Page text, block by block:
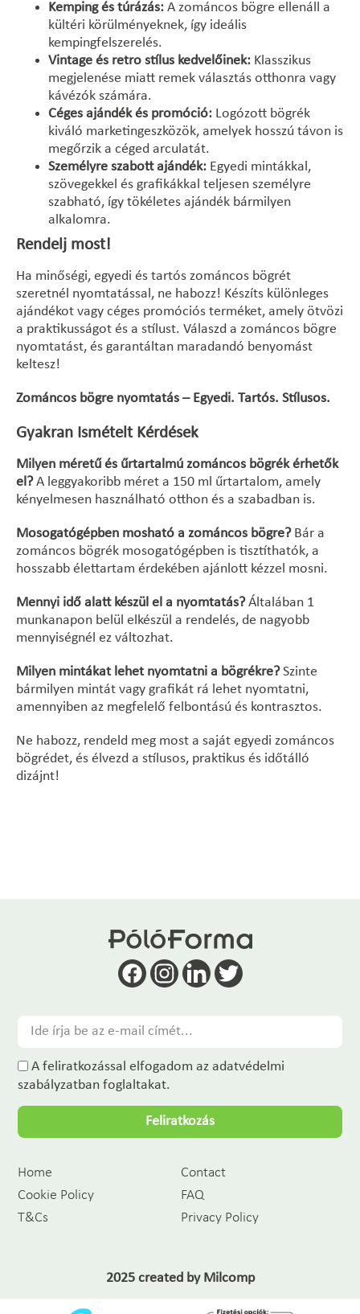
Kemping és túrázás: A zománcos bögre ellenáll a
kültéri körülményeknek, így ideális
kempingfelszerelés.
Vintage és retro stílus kedvelőinek: Klasszikus
megjelenése miatt remek választás otthonra vagy
kávézók számára.
Céges ajándék és promóció: Logózott bögrék
kiváló marketingeszközök, amelyek hosszú távon is
megőrzik a céged arculatát.
Személyre szabott ajándék: Egyedi mintákkal,
szövegekkel és grafikákkal teljesen személyre
szabható, így tökéletes ajándék bármilyen
alkalomra.
Rendelj most!
Ha minőségi, egyedi és tartós zománcos bögrét
szeretnél nyomtatással, ne habozz! Készíts különleges
ajándékot vagy céges promóciós terméket, amely ötvözi
a praktikusságot és a stílust. Válaszd a zománcos bögre
nyomtatást, és garantáltan maradandó benyomást
keltesz!
Zománcos bögre nyomtatás – Egyedi. Tartós. Stílusos.
Gyakran Ismételt Kérdések
Milyen méretű és űrtartalmú zománcos bögrék érhetők
el?A leggyakoribb méret a 150 ml űrtartalom, amely
kényelmesen használható otthon és a szabadban is.
Mosogatógépben mosható a zománcos bögre?Bár a
zománcos bögrék mosogatógépben is tisztíthatók, a
hosszabb élettartam érdekében ajánlott kézzel mosni.
Mennyi idő alatt készül el a nyomtatás?Általában 1
munkanapon belül elkészül a rendelés, de nagyobb
mennyiségnél ez változhat.
Milyen mintákat lehet nyomtatni a bögrékre?Szinte
bármilyen mintát vagy grafikát rá lehet nyomtatni,
amennyiben az megfelelő felbontású és kontrasztos.
Ne habozz, rendeld meg most a saját egyedi zománcos
bögrédet, és élvezd a stílusos, praktikus és időtálló
dizájnt!
A feliratkozással elfogadom az adatvédelmi
szabályzatban foglaltakat.
Feliratkozás
Home
Contact
Cookie Policy
FAQ
T&Cs
Privacy Policy
2025 created by Milcomp